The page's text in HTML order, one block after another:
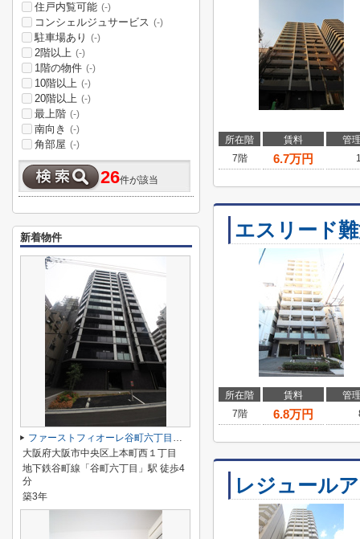
所在階 賃料
管
7階
6.7万円
エスリード
所在階 賃料
管
7階
6.8万円
レジュール
住戸内覧可能 (-)
コンシェルジュサービス (-)
駐車場あり (-)
2階以上 (-)
1階の物件 (-)
10階以上 (-)
20階以上 (-)
最上階 (-)
南向き (-)
角部屋 (-)
26件が該当
新着物件
ファーストフィオーレ谷町六丁目フェリシア
大阪府大阪市中央区上本町西１丁目
地下鉄谷町線「谷町六丁目」駅 徒歩4
分
築3年